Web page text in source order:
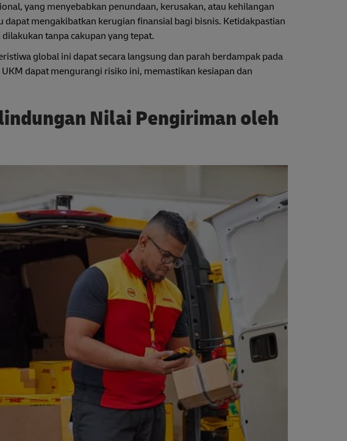
yang menyebabkan penundaan, kerusakan, atau kehilangan
mengakibatkan kerugian finansial bagi bisnis. Ketidakpastian
tanpa cakupan yang tepat.
global ini dapat secara langsung dan parah berdampak pada
dapat mengurangi risiko ini, memastikan kesiapan dan
Nilai Pengiriman oleh